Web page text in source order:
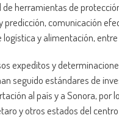
de herramientas de
predicción, comunicación
y alimentación,
expeditos y
seguido estándares de
al país y a Sonora, por
y otros estados del